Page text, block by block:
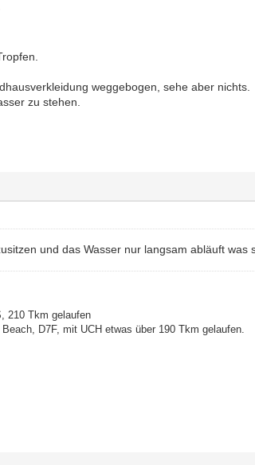
weggebogen, sehe aber nichts.
zu stehen.
und das Wasser nur langsam abläuft was
210 Tkm gelaufen
D7F, mit UCH etwas über 190 Tkm gelaufen.